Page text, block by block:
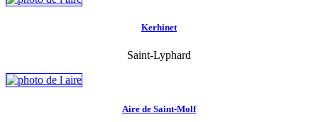
Kerhinet
Saint-Lyphard
Aire de Saint-Molf